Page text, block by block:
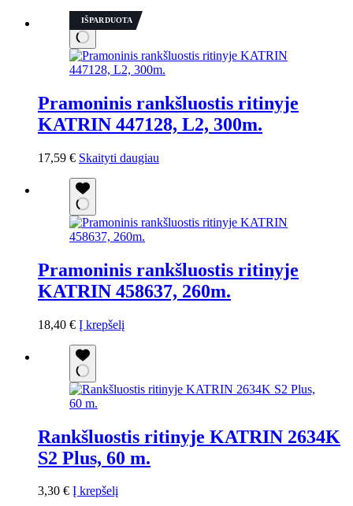
IŠPARDUOTA
Pramoninis rankšluostis ritinyje
KATRIN 447128, L2, 300m.
17,59 € Skaityti daugiau
Pramoninis rankšluostis ritinyje
KATRIN 458637, 260m.
18,40 € Į krepšelį
Rankšluostis ritinyje KATRIN 2634K
S2 Plus, 60 m.
3,30 € Į krepšelį